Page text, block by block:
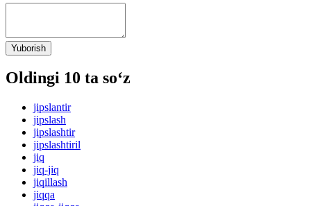
Yuborish
Oldingi 10 ta so‘z
jipslantir
jipslash
jipslashtir
jipslashtiril
jiq
jiq-jiq
jiqillash
jiqqa